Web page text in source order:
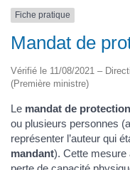
Fiche pratique
Mandat de
Vérifié le 11/08/2021 –
(Première ministre)
Le mandat de
ou plusieurs personnes
représenter l’auteur qui
mandant). Cette mesure